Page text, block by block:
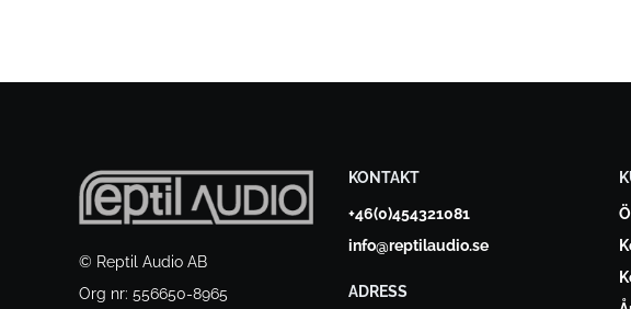
© Reptil Audio AB
Org nr: 556650-8965
KONTAKT
+46(0)454321081
info@reptilaudio.se
ADRESS